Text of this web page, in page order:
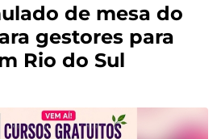
de mesa do
gestores para
Rio do Sul